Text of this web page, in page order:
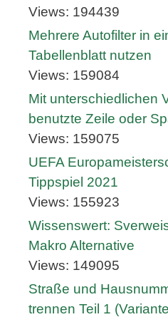
Views: 194439
Mehrere Autofilter in
Tabellenblatt nutzen
Views: 159084
Mit unterschiedlichen
benutzte Zeile oder
Views: 159075
UEFA
Tippspiel 2021
Views: 155923
Wissenswert:
Makro Alternative
Views: 149095
Straße und
trennen Teil 1